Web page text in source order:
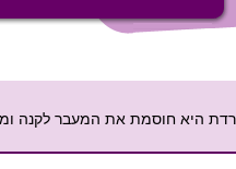
היא חוסמת את המעבר לקנה